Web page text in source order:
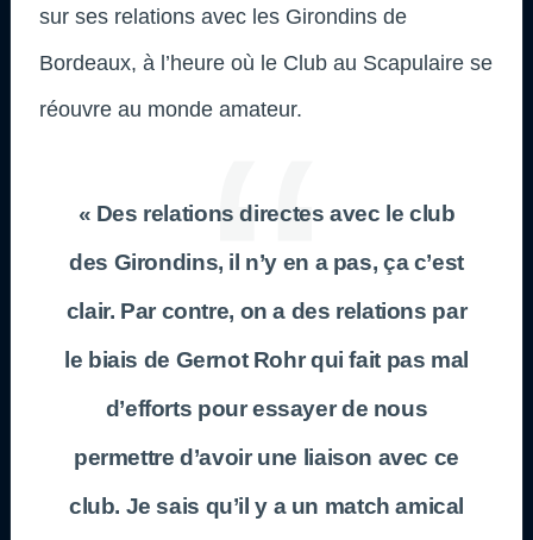
sur ses relations avec les Girondins de
Bordeaux, à l’heure où le Club au Scapulaire se
réouvre au monde amateur.
« Des relations directes avec le club
des Girondins, il n’y en a pas, ça c’est
clair. Par contre, on a des relations par
le biais de Gernot Rohr qui fait pas mal
d’efforts pour essayer de nous
permettre d’avoir une liaison avec ce
club. Je sais qu’il y a un match amical